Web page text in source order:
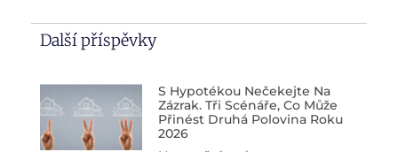
Další příspěvky
S Hypotékou Nečekejte Na
Zázrak. Tři Scénáře, Co Může
Přinést Druhá Polovina Roku
2026